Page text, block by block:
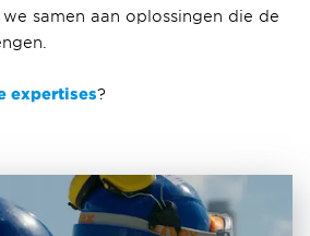
samen aan oplossingen die de
expertises?